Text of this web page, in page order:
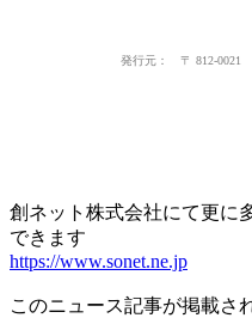
発行元： 〒 812-0021
創ネット株式会社にて更に
できます
https://www.sonet.ne.jp
このニュース記事が掲載さ